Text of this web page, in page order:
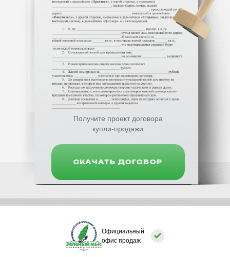
Получите проект договора
купли-продажи
СКАЧАТЬ ДОГОВОР
Официальный
офис продаж